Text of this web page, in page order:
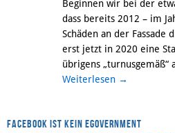
Beginnen wir bei der
dass bereits 2012 – im
Schäden an der Fassade
erst jetzt in 2020 eine
übrigens „turnusgemäß“
Weiterlesen →
Facebook ist kein eGovernment